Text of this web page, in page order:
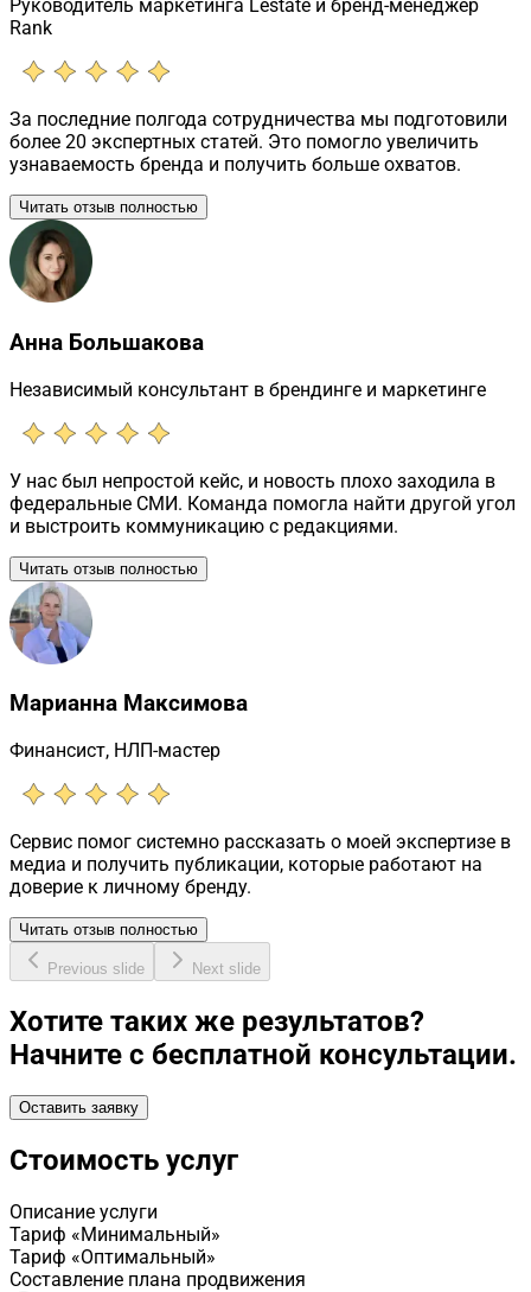
Руководитель маркетинга Lestate и бренд-менеджер
Rank
За последние полгода сотрудничества мы подготовили
более 20 экспертных статей. Это помогло увеличить
узнаваемость бренда и получить больше охватов.
Читать отзыв полностью
Анна Большакова
Независимый консультант в брендинге и маркетинге
У нас был непростой кейс, и новость плохо заходила в
федеральные СМИ. Команда помогла найти другой угол
и выстроить коммуникацию с редакциями.
Читать отзыв полностью
Марианна Максимова
Финансист, НЛП-мастер
Сервис помог системно рассказать о моей экспертизе в
медиа и получить публикации, которые работают на
доверие к личному бренду.
Читать отзыв полностью
Previous slide Next slide
Хотите таких же результатов?
Начните с бесплатной консультации.
Оставить заявку
Стоимость услуг
Описание услуги
Тариф «Минимальный»
Тариф «Оптимальный»
Cоставление плана продвижения